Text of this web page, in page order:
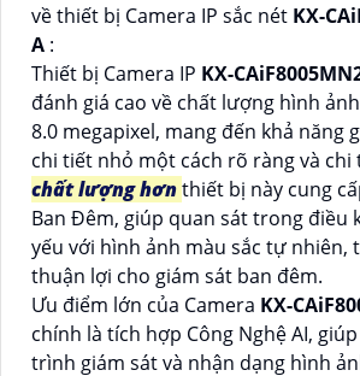
về thiết bị Camera IP sắc nét KX-
A :
Thiết bị Camera IP KX-
đánh giá cao về chất lượng hình
8.0 megapixel, mang đến khả năng
chi tiết nhỏ một cách rõ ràng và chi
chất lượng hơnthiết bị này cung
Ban Đêm, giúp quan sát trong điều
yếu với hình ảnh màu sắc tự nhiên,
thuận lợi cho giám sát ban đêm.
Ưu điểm lớn của Camera KX-
chính là tích hợp Công Nghệ AI,
trình giám sát và nhận dạng hình